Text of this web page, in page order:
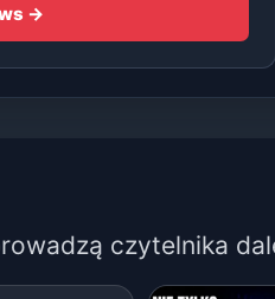
→
czytelnika